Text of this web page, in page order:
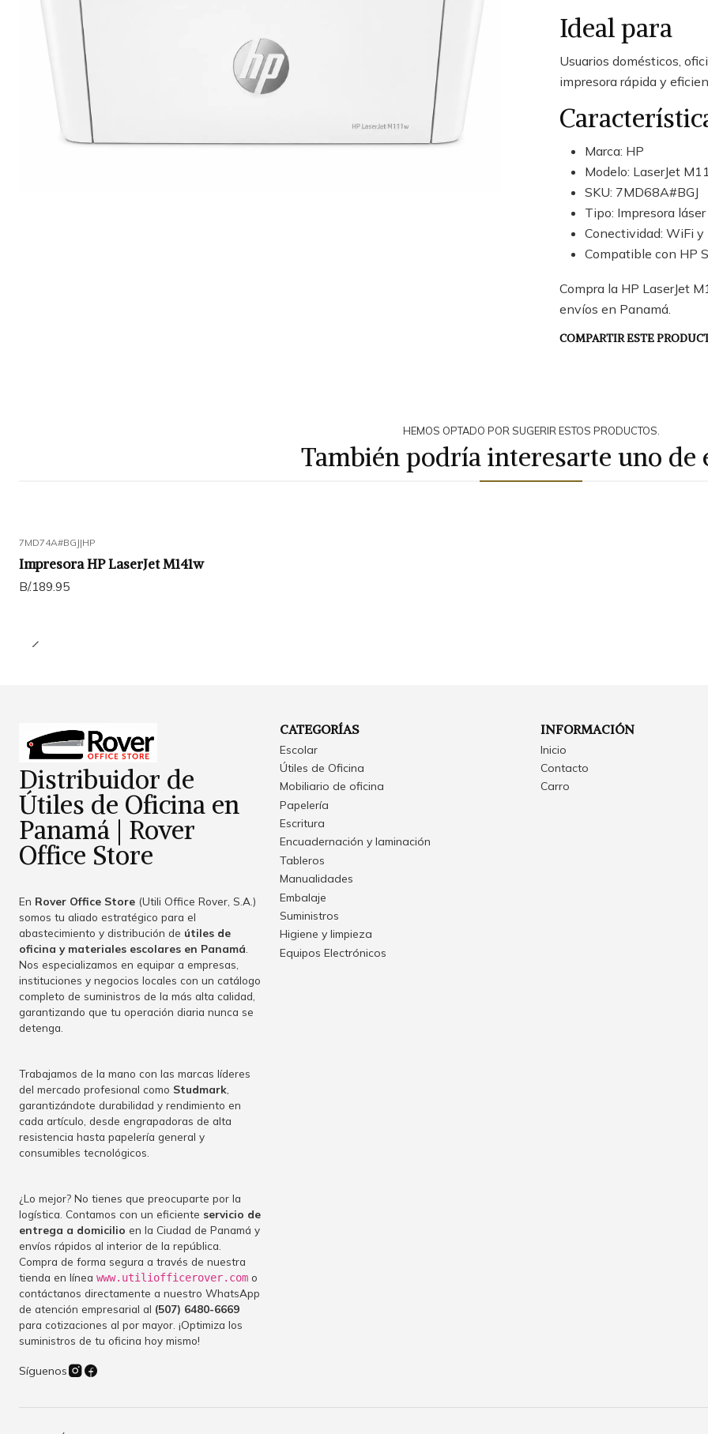
Ideal para
Usuarios domésticos,
impresora rápida y
Marca: HP
Modelo: LaserJet
SKU: 7MD68A#BGJ
Tipo: Impresora
Conectividad: WiFi y
Compatible con HP
Compra la HP LaserJet
envíos en Panamá.
COMPARTIR ESTE
HEMOS OPTADO POR SUGERIR ESTOS PRODUCTOS.
También podría interesarte uno de
7MD74A#BGJ|HP
Impresora HP LaserJet M141w
B/.189.95
Distribuidor de
Útiles de Oficina en
Panamá | Rover
Office Store
En Rover Office Store (Utili Office Rover, S.A.)
somos tu aliado estratégico para el
abastecimiento y distribución de útiles de
oficina y materiales escolares en Panamá
Nos especializamos en equipar a empresas,
instituciones y negocios locales con un catálogo
completo de suministros de la más alta calidad,
garantizando que tu operación diaria nunca se
detenga.
Trabajamos de la mano con las marcas líderes
del mercado profesional como Studmark
garantizándote durabilidad y rendimiento en
cada artículo, desde engrapadoras de alta
resistencia hasta papelería general y
consumibles tecnológicos.
¿Lo mejor? No tienes que preocuparte por la
logística. Contamos con un eficiente servicio de
entrega a domicilio en la Ciudad de Panamá y
envíos rápidos al interior de la república.
Compra de forma segura a través de nuestra
tienda en línea www.utiliofficerover.com o
contáctanos directamente a nuestro WhatsApp
de atención empresarial al (507) 6480-6669
para cotizaciones al por mayor. ¡Optimiza los
suministros de tu oficina hoy mismo!
Síguenos
CATEGORÍAS
Escolar
Útiles de Oficina
Mobiliario de oficina
Papelería
Escritura
Encuadernación y laminación
Tableros
Manualidades
Embalaje
Suministros
Higiene y limpieza
Equipos Electrónicos
INFORMACIÓN
Inicio
Contacto
Carro